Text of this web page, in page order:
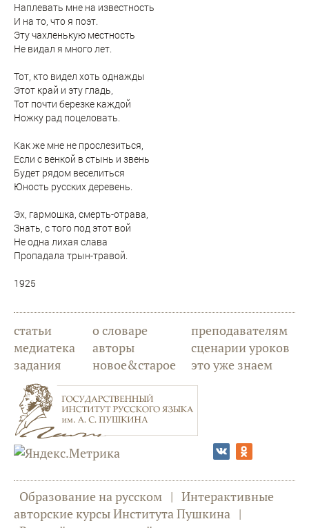
Наплевать мне на известность
И на то, что я поэт.
Эту чахленькую местность
Не видал я много лет.
Тот, кто видел хоть однажды
Этот край и эту гладь,
Тот почти березке каждой
Ножку рад поцеловать.
Как же мне не прослезиться,
Если с венкой в стынь и звень
Будет рядом веселиться
Юность русских деревень.
Эх, гармошка, смерть-отрава,
Знать, с того под этот вой
Не одна лихая слава
Пропадала трын-травой.
1925
статьи
медиатека
задания
о словаре
авторы
новое&старое
преподавателям
сценарии уроков
это уже знаем
Образование на русском | Интерактивные
авторские курсы Института Пушкина |